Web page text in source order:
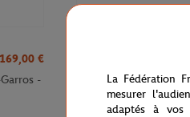
169,00 €
-
Sac à dos Cadence
Roland-Garros - Marine
La Fédération
mesurer
adaptés à vos